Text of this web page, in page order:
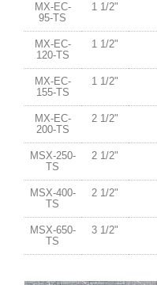
MX-EC-
95-TS
1 1/2"
MX-EC-
120-TS
1 1/2"
MX-EC-
155-TS
1 1/2"
MX-EC-
200-TS
2 1/2"
MSX-250-
TS
2 1/2"
MSX-400-
TS
2 1/2"
MSX-650-
TS
3 1/2"